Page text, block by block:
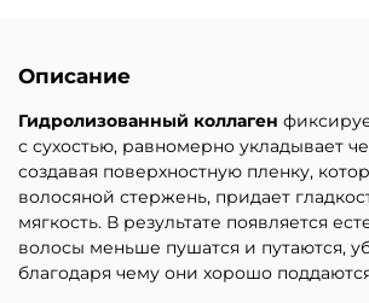
Описание
Гидролизованный коллаген
с сухостью, равномерно укладывает
создавая поверхностную пленку,
волосяной стержень, придает
мягкость. В результате появляется
волосы меньше пушатся и путаются,
благодаря чему они хорошо